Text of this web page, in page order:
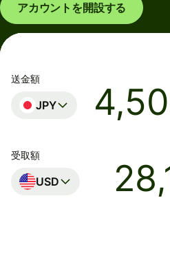
アカウントを開設する
送金額
JPY
受取額
USD